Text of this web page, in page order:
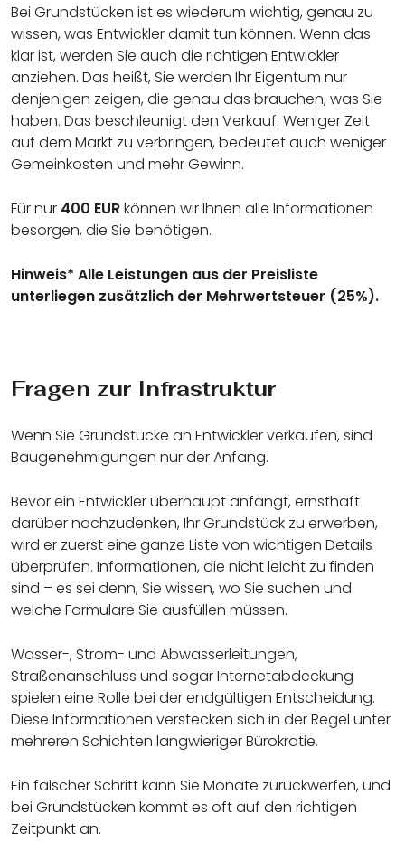
Bei Grundstücken ist es wiederum wichtig, genau zu
wissen, was Entwickler damit tun können. Wenn das
klar ist, werden Sie auch die richtigen Entwickler
anziehen. Das heißt, Sie werden Ihr Eigentum nur
denjenigen zeigen, die genau das brauchen, was Sie
haben. Das beschleunigt den Verkauf. Weniger Zeit
auf dem Markt zu verbringen, bedeutet auch weniger
Gemeinkosten und mehr Gewinn.
Für nur 400 EURkönnen wir Ihnen alle Informationen
besorgen, die Sie benötigen.
Hinweis* Alle Leistungen aus der Preisliste
unterliegen zusätzlich der Mehrwertsteuer (25%).
Fragen zur Infrastruktur
Wenn Sie Grundstücke an Entwickler verkaufen, sind
Baugenehmigungen nur der Anfang.
Bevor ein Entwickler überhaupt anfängt, ernsthaft
darüber nachzudenken, Ihr Grundstück zu erwerben,
wird er zuerst eine ganze Liste von wichtigen Details
überprüfen. Informationen, die nicht leicht zu finden
sind – es sei denn, Sie wissen, wo Sie suchen und
welche Formulare Sie ausfüllen müssen.
Wasser-, Strom- und Abwasserleitungen,
Straßenanschluss und sogar Internetabdeckung
spielen eine Rolle bei der endgültigen Entscheidung.
Diese Informationen verstecken sich in der Regel unter
mehreren Schichten langwieriger Bürokratie.
Ein falscher Schritt kann Sie Monate zurückwerfen, und
bei Grundstücken kommt es oft auf den richtigen
Zeitpunkt an.